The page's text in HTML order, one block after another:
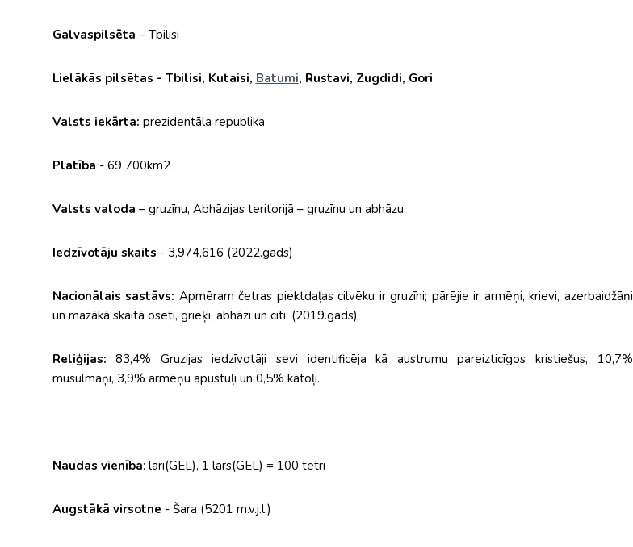
Galvaspilsēta – Tbilisi
Lielākās pilsētas - Tbilisi, Kutaisi, Batumi, Rustavi, Zugdidi, Gori
Valsts iekārta: prezidentāla republika
Platība - 69 700km2
Valsts valoda – gruzīnu, Abhāzijas teritorijā – gruzīnu un abhāzu
Iedzīvotāju skaits - 3,974,616 (2022.gads)
Nacionālais sastāvs: Apmēram četras piektdaļas cilvēku ir gruzīni; pārējie ir armēņi, krievi, azerbaidžāņi
un mazākā skaitā oseti, grieķi, abhāzi un citi. (2019.gads)
Reliģijas: 83,4% Gruzijas iedzīvotāji sevi identificēja kā austrumu pareizticīgos kristiešus, 10,7%
musulmaņi, 3,9% armēņu apustuļi un 0,5% katoļi.
Naudas vienība: lari(GEL), 1 lars(GEL) = 100 tetri
Augstākā virsotne - Šara (5201 m.v.j.l.)